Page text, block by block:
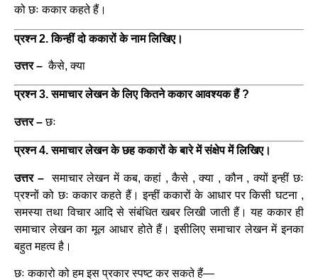
को छः ककार कहते हैं।
प्रश्न 2. किन्हीं दो ककारों के नाम लिखिए।
उत्तर – कैसे, क्या
प्रश्न 3. समाचार लेखन के लिए कितने ककार आवश्यक हैं ?
उत्तर –छः
प्रश्न 4. समाचार लेखन के छह ककारों के बारे में संक्षेप में लिखिए।
उत्तर –समाचार लेखन में कब, कहां , कैसे , क्या , कौन , क्यों इन्हीं छः
प्रश्नों को छः ककार कहते हैं। इन्हीं ककारों के आधार पर किसी घटना ,
समस्या तथा विचार आदि से संबंधित खबर लिखी जाती हैं। यह ककार ही
समाचार लेखन का मूल आधार होते हैं। इसीलिए समाचार लेखन में इनका
बहुत महत्व है।
छः ककारो को हम इस प्रकार स्पष्ट कर सकते हैं—